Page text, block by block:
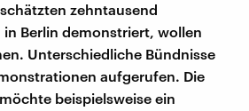
zehntausend
Berlin demonstriert, wollen
Unterschiedliche Bündnisse
aufgerufen. Die
beispielsweise ein